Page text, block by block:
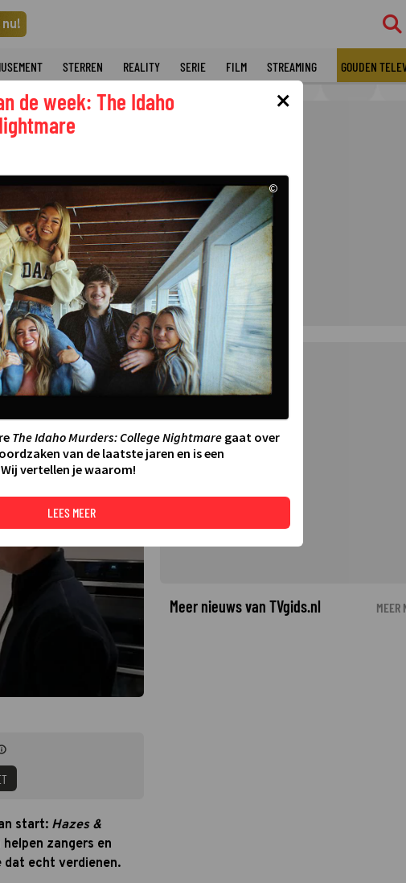
STERREN REALITY SERIE FILM STREAMING GOUDEN
nieuw
Dienst
©
start: Hazes &
zangers en
dat echt verdienen.
Meer nieuws van TVgids.nl MEER
×
de week: The Idaho
©
The Idaho Murders: College Nightmaregaat over
van de laatste jaren en is een
vertellen je waarom!
LEES MEER